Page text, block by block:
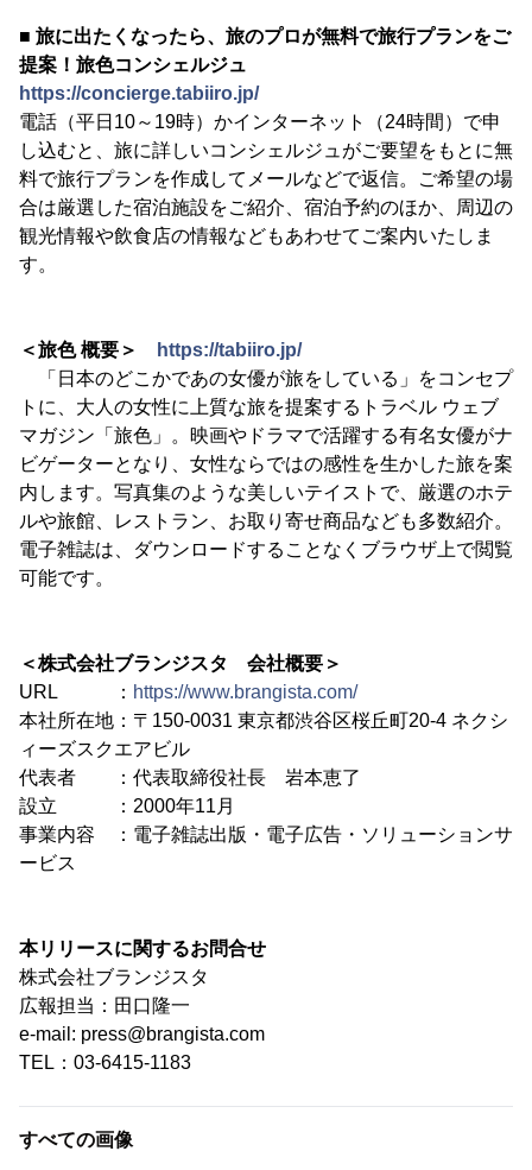
■ 旅に出たくなったら、旅のプロが無料で旅行プランをご
提案！旅色コンシェルジュ
https://concierge.tabiiro.jp/
電話（平日10～19時）かインターネット（24時間）で申
し込むと、旅に詳しいコンシェルジュがご要望をもとに無
料で旅行プランを作成してメールなどで返信。ご希望の場
合は厳選した宿泊施設をご紹介、宿泊予約のほか、周辺の
観光情報や飲食店の情報などもあわせてご案内いたしま
す。
＜旅色 概要＞
https://tabiiro.jp/
「日本のどこかであの女優が旅をしている」をコンセプ
トに、大人の女性に上質な旅を提案するトラベル ウェブ
マガジン「旅色」。映画やドラマで活躍する有名女優がナ
ビゲーターとなり、女性ならではの感性を生かした旅を案
内します。写真集のような美しいテイストで、厳選のホテ
ルや旅館、レストラン、お取り寄せ商品なども多数紹介。
電子雑誌は、ダウンロードすることなくブラウザ上で閲覧
可能です。
＜株式会社ブランジスタ 会社概要＞
URL ： https://www.brangista.com/
本社所在地：〒150-0031 東京都渋谷区桜丘町20-4 ネクシ
ィーズスクエアビル
代表者 ：代表取締役社長 岩本恵了
設立 ：2000年11月
事業内容 ：電子雑誌出版・電子広告・ソリューションサ
ービス
本リリースに関するお問合せ
株式会社ブランジスタ
広報担当：田口隆一
e-mail: press@brangista.com
TEL：03-6415-1183
すべての画像